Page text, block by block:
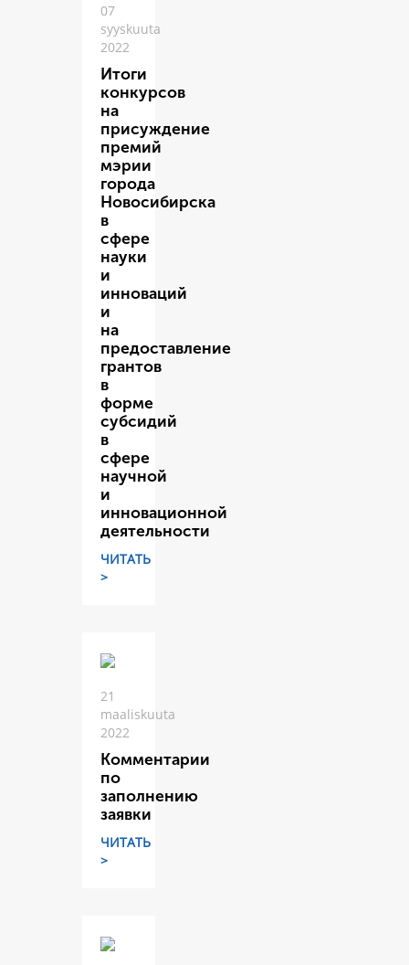
07
syyskuuta
2022
Итоги
конкурсов
на
присуждение
премий
мэрии
города
Новосибирска
в
сфере
науки
и
инноваций
и
на
предоставление
грантов
в
форме
субсидий
в
сфере
научной
и
инновационной
деятельности
ЧИТАТЬ
>
21
maaliskuuta
2022
Комментарии
по
заполнению
заявки
ЧИТАТЬ
>